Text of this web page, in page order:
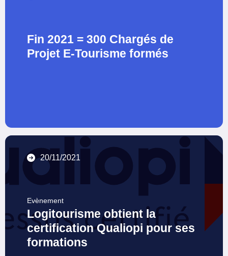
Fin 2021 = 300 Chargés de
Projet E-Tourisme formés
20/11/2021
Evènement
Logitourisme obtient la
certification Qualiopi pour ses
formations